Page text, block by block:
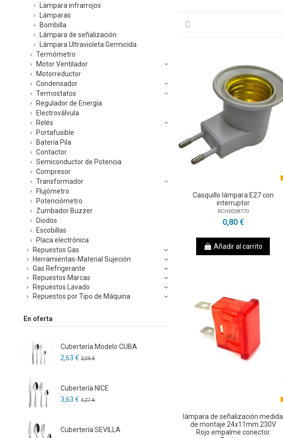
Casquillo lámpara E27 con
interruptor
RCH0008770
0,80 €
Añadir al carrito
lámpara de señalización medida
de montaje 24x11mm 230V
Rojo empalme conector
Lampara infrarrojos
Lámparas
Bombilla
Lámpara de señalización
Lámpara Ultravioleta Germicida
Termómetro
Motor Ventilador
Motorreductor
Condensador
Termostatos
Regulador de Energía
Electroválvula
Relés
Portafusible
Batería Pila
Contactor
Semiconductor de Potencia
Compresor
Transformador
Flujómetro
Potenciómetro
Zumbador Buzzer
Diodos
Escobillas
Placa electrónica
Repuestos Gas
Herramientas-Material Sujeción
Gas Refrigerante
Repuestos Marcas
Repuestos Lavado
Repuestos por Tipo de Máquina
En oferta
Cubertería Modelo CUBA
2,63 € 3,09 €
Cubertería NICE
3,63 € 4,27 €
Cubertería SEVILLA